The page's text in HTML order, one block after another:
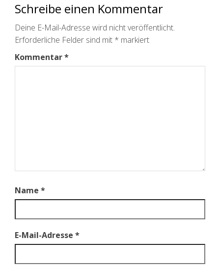
Schreibe einen Kommentar
Deine E-Mail-Adresse wird nicht veröffentlicht.
Erforderliche Felder sind mit * markiert
Kommentar*
Name *
E-Mail-Adresse *